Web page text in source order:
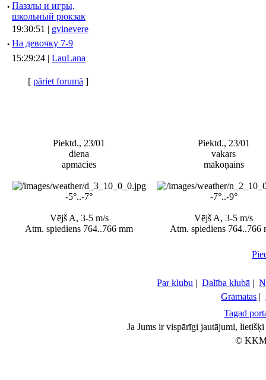
· Паззлы и игры,
школьный рюкзак
19:30:51 | gvinevere
· Hа девочку 7-9
15:29:24 | LauLana
[ pāriet forumā ]
Piektd., 23/01
diena
apmācies
-5°..-7°
Vējš A, 3-5 m/s
Atm. spiediens 764..766 mm
Piektd., 23/01
vakars
mākoņains
-7°..-9°
Vējš A, 3-5 m/s
Atm. spiediens 764..766
Par klubu | Dalība klubā |
Grāmatas |
Tagad
Ja Jums ir vispārīgi jautājumi,
©